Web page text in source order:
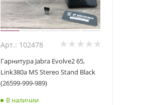
Арт.: 102478
Гарнитура Jabra Evolve2 65,
Link380a MS Stereo Stand Black
(26599-999-989)
В наличии